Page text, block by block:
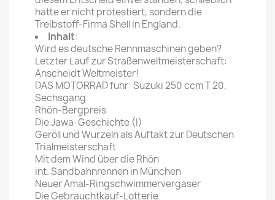
hatte er nicht protestiert, sondern die
Treibstoff-Firma Shell in England.
Inhalt:
Wird es deutsche Rennmaschinen geben?
Letzter Lauf zur Straßenweltmeisterschaft:
Anscheidt Weltmeister!
DAS MOTORRAD fuhr: Suzuki 250 ccm T 20,
Sechsgang
Rhön-Bergpreis
Die Jawa-Geschichte (I)
Geröll und Wurzeln als Auftakt zur Deutschen
Trialmeisterschaft
Mit dem Wind über die Rhön
int. Sandbahnrennen in München
Neuer Amal-Ringschwimmervergaser
Die Gebrauchtkauf-Lotterie